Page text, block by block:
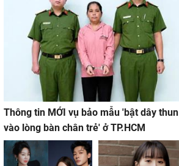
Thông tin MỚI vụ bảo mẫu 'bật dây thun
vào lòng bàn chân trẻ' ở TP.HCM